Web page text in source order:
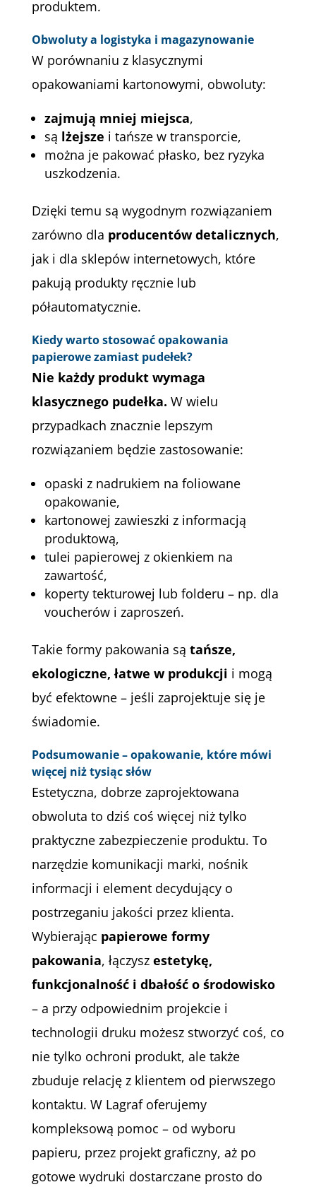
produktem.
Obwoluty a logistyka i magazynowanie
W porównaniu z klasycznymi
opakowaniami kartonowymi, obwoluty:
zajmują mniej miejsca,
są lżejsze i tańsze w transporcie,
można je pakować płasko, bez ryzyka
uszkodzenia.
Dzięki temu są wygodnym rozwiązaniem
zarówno dla producentów detalicznych,
jak i dla sklepów internetowych, które
pakują produkty ręcznie lub
półautomatycznie.
Kiedy warto stosować opakowania
papierowe zamiast pudełek?
Nie każdy produkt wymaga
klasycznego pudełka. W wielu
przypadkach znacznie lepszym
rozwiązaniem będzie zastosowanie:
opaski z nadrukiem na foliowane
opakowanie,
kartonowej zawieszki z informacją
produktową,
tulei papierowej z okienkiem na
zawartość,
koperty tekturowej lub folderu – np. dla
voucherów i zaproszeń.
Takie formy pakowania są tańsze,
ekologiczne, łatwe w produkcji i mogą
być efektowne – jeśli zaprojektuje się je
świadomie.
Podsumowanie – opakowanie, które mówi
więcej niż tysiąc słów
Estetyczna, dobrze zaprojektowana
obwoluta to dziś coś więcej niż tylko
praktyczne zabezpieczenie produktu. To
narzędzie komunikacji marki, nośnik
informacji i element decydujący o
postrzeganiu jakości przez klienta.
Wybierając papierowe formy
pakowania, łączysz estetykę,
funkcjonalność i dbałość o środowisko
– a przy odpowiednim projekcie i
technologii druku możesz stworzyć coś, co
nie tylko ochroni produkt, ale także
zbuduje relację z klientem od pierwszego
kontaktu. W Lagraf oferujemy
kompleksową pomoc – od wyboru
papieru, przez projekt graficzny, aż po
gotowe wydruki dostarczane prosto do